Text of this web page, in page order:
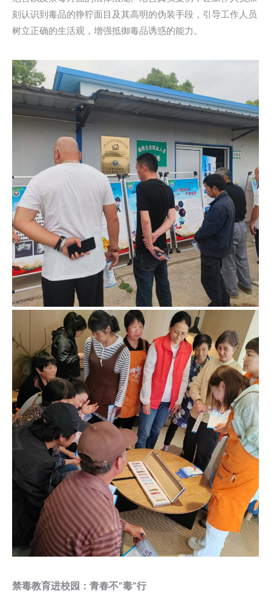
刻认识到毒品的狰狞面目及其高明的伪装手段，引导工作人员
树立正确的生活观，增强抵御毒品诱惑的能力。
禁毒教育进校园：青春不”毒”行